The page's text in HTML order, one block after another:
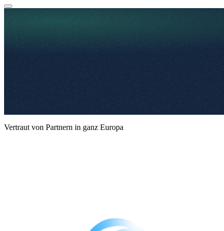
Vertraut von Partnern in ganz Europa